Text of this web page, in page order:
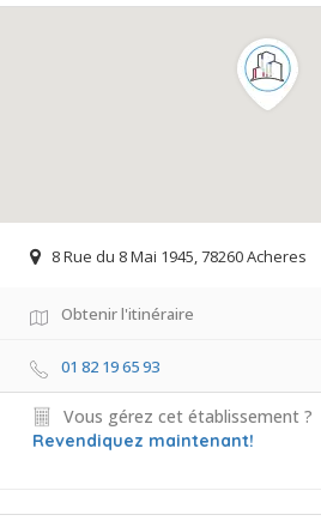
8 Rue du 8 Mai 1945, 78260 Acheres
Obtenir l'itinéraire
01 82 19 65 93
Vous gérez cet établissement ?
Revendiquez maintenant!